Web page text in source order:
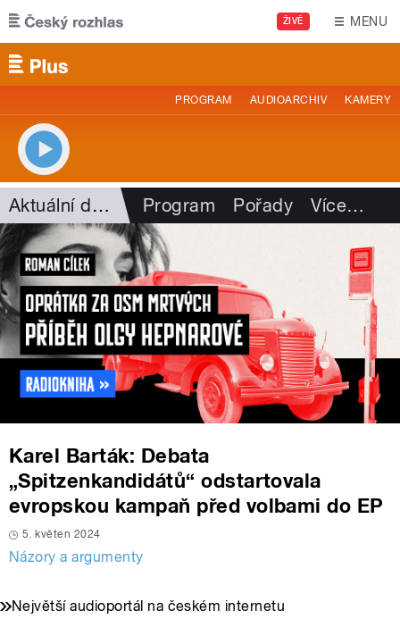
Přejít k hlavnímu obsahu
ŽIVĚ MENU
PROGRAM AUDIOARCHIV KAMERY
Aktuální dění Program Pořady Více…
Karel Barták: Debata
„Spitzenkandidátů“ odstartovala
evropskou kampaň před volbami do EP
5. květen 2024
Názory a argumenty
Největší audioportál na českém internetu